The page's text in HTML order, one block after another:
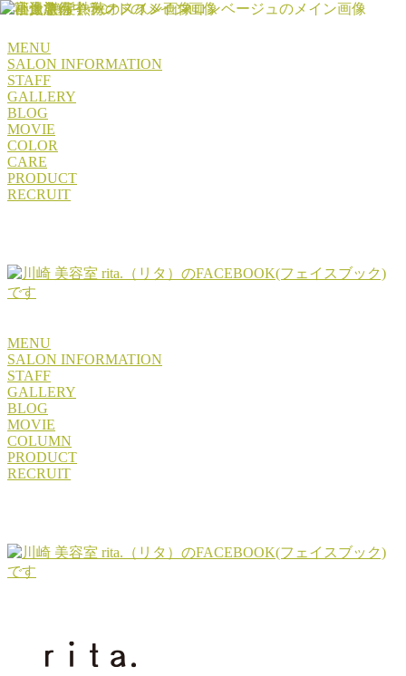
MENU
SALON INFORMATION
STAFF
GALLERY
BLOG
MOVIE
COLOR
CARE
PRODUCT
RECRUIT
MENU
SALON INFORMATION
STAFF
GALLERY
BLOG
MOVIE
COLUMN
PRODUCT
RECRUIT